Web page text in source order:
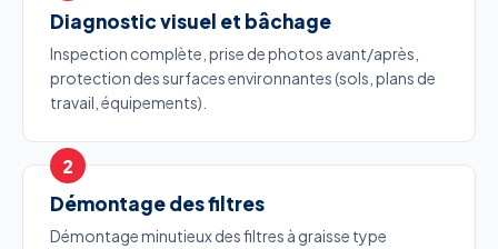
Diagnostic visuel et bâchage
Inspection complète, prise de photos avant/après,
protection des surfaces environnantes (sols, plans de
travail, équipements).
Démontage des filtres
Démontage minutieux des filtres à graisse type